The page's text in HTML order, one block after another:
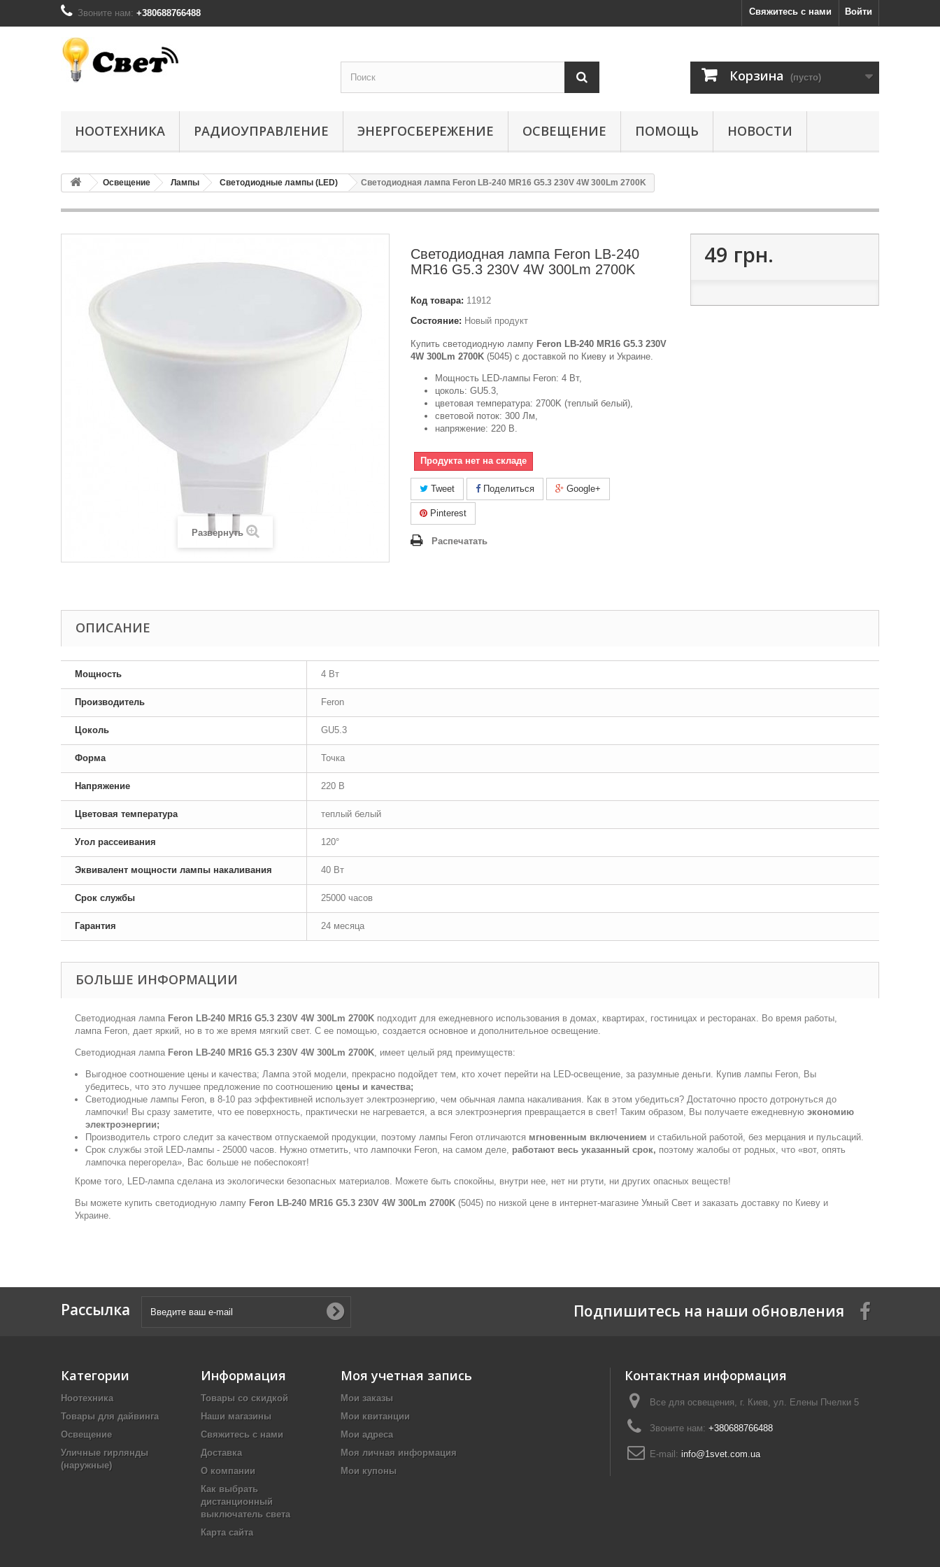
Войти
Свяжитесь с нами
Звоните нам: +380688766488
Корзина (пусто)
НООТЕХНИКА РАДИОУПРАВЛЕНИЕ ЭНЕРГОСБЕРЕЖЕНИЕ ОСВЕЩЕНИЕ ПОМОЩЬ НОВОСТИ
Освещение Лампы Светодиодные лампы (LED) Светодиодная лампа Feron LB-240 MR16 G5.3 230V 4W 300Lm 2700K
Развернуть
Светодиодная лампа Feron LB-240
MR16 G5.3 230V 4W 300Lm 2700K
Код товара: 11912
Состояние: Новый продукт
Купить светодиодную лампу Feron LB-240 MR16 G5.3 230V
4W 300Lm 2700K (5045) с доставкой по Киеву и Украине.
Мощность LED-лампы Feron: 4 Вт,
цоколь: GU5.3,
цветовая температура: 2700K (теплый белый),
световой поток: 300 Лм,
напряжение: 220 В.
Продукта нет на складе
Tweet Поделиться Google+
Pinterest
Распечатать
49 грн.
ОПИСАНИЕ
Мощность 4 Вт
Производитель Feron
Цоколь GU5.3
Форма Точка
Напряжение 220 В
Цветовая температура теплый белый
Угол рассеивания 120°
Эквивалент мощности лампы накаливания 40 Вт
Срок службы 25000 часов
Гарантия 24 месяца
БОЛЬШЕ ИНФОРМАЦИИ
Светодиодная лампа Feron LB-240 MR16 G5.3 230V 4W 300Lm 2700K подходит для ежедневного использования в домах, квартирах, гостиницах и ресторанах. Во время работы,
лампа Feron, дает яркий, но в то же время мягкий свет. С ее помощью, создается основное и дополнительное освещение.
Светодиодная лампа Feron LB-240 MR16 G5.3 230V 4W 300Lm 2700K, имеет целый ряд преимуществ:
Выгодное соотношение цены и качества; Лампа этой модели, прекрасно подойдет тем, кто хочет перейти на LED-освещение, за разумные деньги. Купив лампы Feron, Вы
убедитесь, что это лучшее предложение по соотношению цены и качества;
Светодиодные лампы Feron, в 8-10 раз эффективней использует электроэнергию, чем обычная лампа накаливания. Как в этом убедиться? Достаточно просто дотронуться до
лампочки! Вы сразу заметите, что ее поверхность, практически не нагревается, а вся электроэнергия превращается в свет! Таким образом, Вы получаете ежедневную экономию
электроэнергии;
Производитель строго следит за качеством отпускаемой продукции, поэтому лампы Feron отличаются мгновенным включением и стабильной работой, без мерцания и пульсаций.
Срок службы этой LED-лампы - 25000 часов. Нужно отметить, что лампочки Feron, на самом деле, работают весь указанный срок, поэтому жалобы от родных, что «вот, опять
лампочка перегорела», Вас больше не побеспокоят!
Кроме того, LED-лампа сделана из экологически безопасных материалов. Можете быть спокойны, внутри нее, нет ни ртути, ни других опасных веществ!
Вы можете купить светодиодную лампу Feron LB-240 MR16 G5.3 230V 4W 300Lm 2700K (5045) по низкой цене в интернет-магазине Умный Свет и заказать доставку по Киеву и
Украине.
Рассылка Подпишитесь на наши обновления
Категории
Ноотехника
Товары для дайвинга
Освещение
Уличные гирлянды
(наружные)
Информация
Товары со скидкой
Наши магазины
Свяжитесь с нами
Доставка
О компании
Как выбрать
дистанционный
выключатель света
Карта сайта
Моя учетная запись
Мои заказы
Мои квитанции
Мои адреса
Моя личная информация
Мои купоны
Контактная информация
Все для освещения, г. Киев, ул. Елены Пчелки 5
Звоните нам: +380688766488
E-mail: info@1svet.com.ua